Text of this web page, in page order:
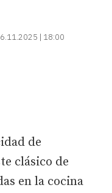
| 18:00
de
clásico de
en la cocina